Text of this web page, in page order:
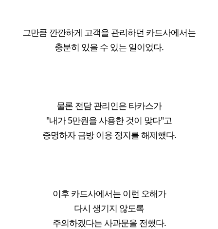
그만큼 깐깐하게 고객을 관리하던 카드사에서는
충분히 있을 수 있는 일이었다.
물론 전담 관리인은 타카스가
"내가 5만원을 사용한 것이 맞다"고
증명하자 금방 이용 정지를 해제했다.
이후 카드사에서는 이런 오해가
다시 생기지 않도록
주의하겠다는 사과문을 전했다.